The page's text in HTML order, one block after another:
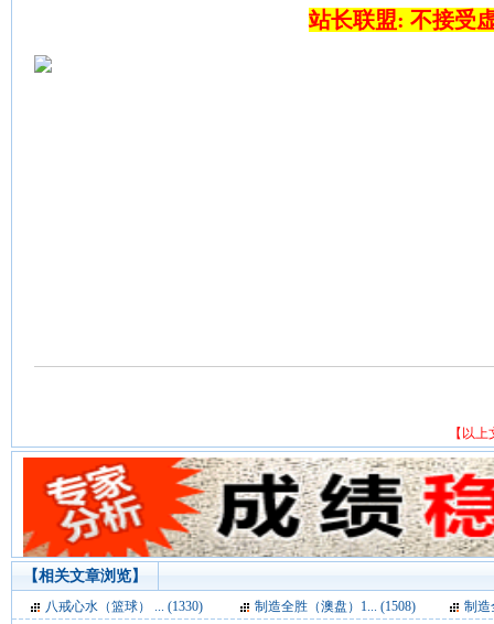
站长联盟: 不接受
【以
【相关文章浏览】
八戒心水（篮球） ... (1330) 制造全胜（澳盘）1... (1508)
制造